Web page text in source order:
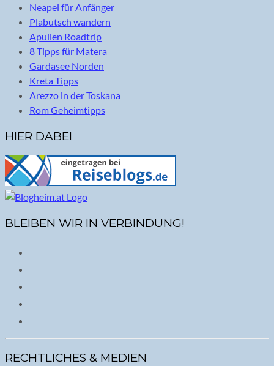
Neapel für Anfänger
Plabutsch wandern
Apulien Roadtrip
8 Tipps für Matera
Gardasee Norden
Kreta Tipps
Arezzo in der Toskana
Rom Geheimtipps
HIER DABEI
BLEIBEN WIR IN VERBINDUNG!
RECHTLICHES & MEDIEN